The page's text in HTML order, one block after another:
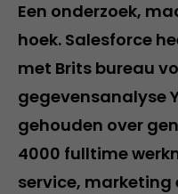
Een onderzoek,
hoek. Salesforce
met Brits bureau
gegevensanalyse
gehouden over
4000 fulltime
service, marketing